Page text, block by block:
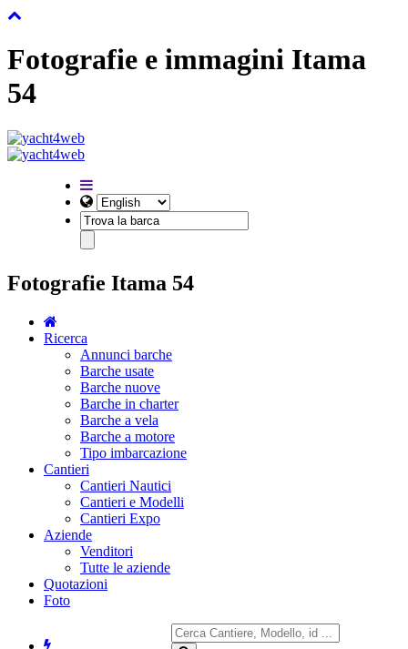
Fotografie e immagini Itama
54
Fotografie Itama 54
Ricerca
Annunci barche
Barche usate
Barche nuove
Barche in charter
Barche a vela
Barche a motore
Tipo imbarcazione
Cantieri
Cantieri Nautici
Cantieri e Modelli
Cantieri Expo
Aziende
Venditori
Tutte le aziende
Quotazioni
Foto